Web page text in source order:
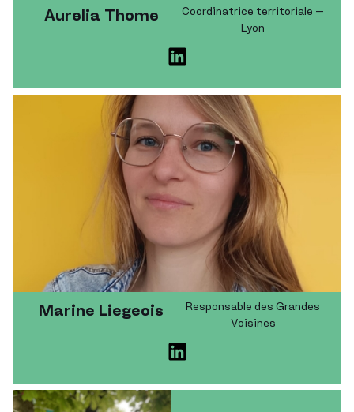
Aurelia Thome
Coordinatrice territoriale –
Lyon
Marine Liegeois
Responsable des Grandes
Voisines